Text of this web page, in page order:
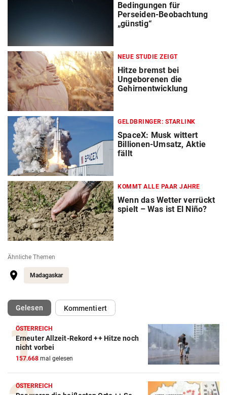
Bedingungen für
Perseiden-Beobachtung
„günstig“
NEUE STUDIE ZEIGT
Hitze bremst bei
Ungeborenen die
Gehirnentwicklung
GELDBRINGER: STARLINK
SpaceX: Musk wittert
Billionen-Umsatz, Aktie
fällt
KOMMT ALLE PAAR JAHRE
Wenn das Wetter verrückt
spielt – Was ist El Niño?
Ähnliche Themen
Madagaskar
Gelesen(ausgewählt)Kommentiert
ÖSTERREICH
Erneuter Allzeit-Rekord ++ Hitze noch
nicht vorbei
157.668 mal gelesen
ÖSTERREICH